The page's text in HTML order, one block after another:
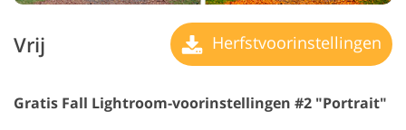
Vrij Herfstvoorinstellingen
Gratis Fall Lightroom-voorinstellingen #2 "Portrait"